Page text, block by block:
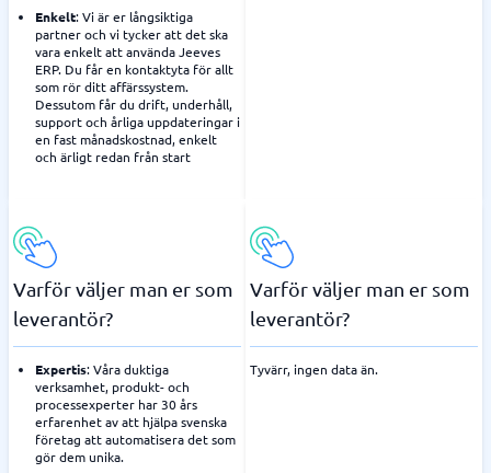
Enkelt: Vi är er långsiktiga
partner och vi tycker att det ska
vara enkelt att använda Jeeves
ERP. Du får en kontaktyta för allt
som rör ditt affärssystem.
Dessutom får du drift, underhåll,
support och årliga uppdateringar i
en fast månadskostnad, enkelt
och ärligt redan från start
Varför väljer man er som
leverantör?
Expertis: Våra duktiga
verksamhet, produkt- och
processexperter har 30 års
erfarenhet av att hjälpa svenska
företag att automatisera det som
gör dem unika.
Varför väljer man er som
leverantör?
Tyvärr, ingen data än.